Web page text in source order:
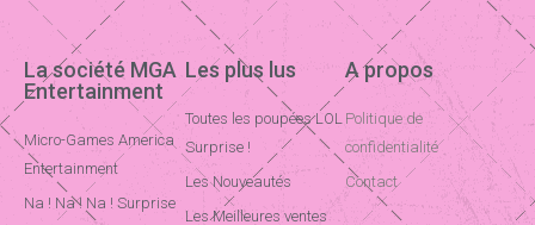
La société MGA
Entertainment
Micro-Games America
Entertainment
Na ! Na ! Na ! Surprise
Les plus lus
Toutes les poupées LOL
Surprise !
Les Nouveautés
Les Meilleures ventes
A propos
Politique de
confidentialité
Contact